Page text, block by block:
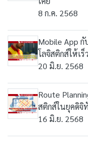
8 ก.ค. 2568
Mobile App กั
โลจิสติกส์ให้เ
20 มิ.ย. 2568
Route
สติกส์ในยุคดิจิ
16 มิ.ย. 2568